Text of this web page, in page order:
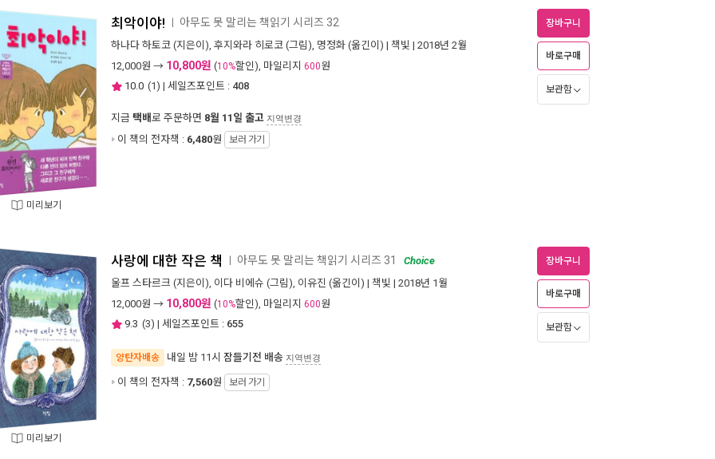
미리보기
최악이야! 아무도 못 말리는 책읽기 시리즈 32
하나다 하토코 (지은이), 후지와라 히로코 (그림), 명정화 (옮긴이) | 책빛 | 2018년 2월
12,000원 → 10,800원 (10%할인), 마일리지 600원
10.0 (1) | 세일즈포인트 : 408
지금 택배로 주문하면 8월 11일 출고 지역변경
이 책의 전자책 : 6,480원 보러 가기
장바구니
바로구매
보관함
미리보기
사랑에 대한 작은 책 아무도 못 말리는 책읽기 시리즈 31
Choice
울프 스타르크 (지은이), 이다 비에슈 (그림), 이유진 (옮긴이) | 책빛 | 2018년 1월
12,000원 → 10,800원 (10%할인), 마일리지 600원
9.3 (3) | 세일즈포인트 : 655
양탄자배송 내일 밤 11시 잠들기전 배송 지역변경
이 책의 전자책 : 7,560원 보러 가기
장바구니
바로구매
보관함